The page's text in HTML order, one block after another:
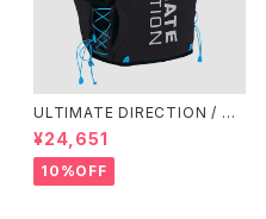
ULTIMATE DIRECTION / ア
ルティメット ディレクション XO
DUS VEST（エクソドス ベスト）
メンズ / ONYX
¥24,651
10%OFF